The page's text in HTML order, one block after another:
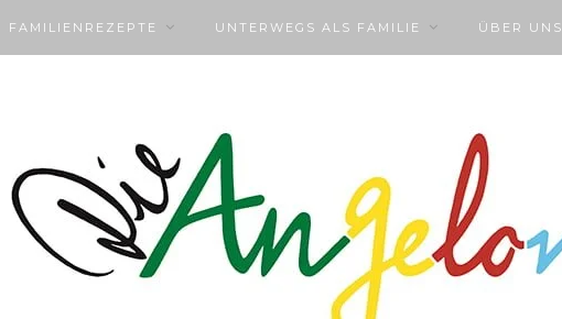
FAMILIENREZEPTE UNTERWEGS ALS FAMILIE ÜBER UNS